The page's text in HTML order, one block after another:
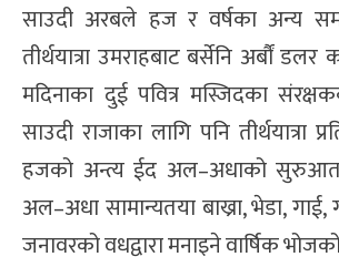
साउदी अरबले हज र वर्षका अन्य
तीर्थयात्रा उमराहबाट बर्सेनि अर्बौं
मदिनाका दुई पवित्र मस्जिदका
साउदी राजाका लागि पनि तीर्थयात्रा
हजको अन्त्य ईद अल–अधाको
अल–अधा सामान्यतया बाख्रा, भेडा,
जनावरको वधद्वारा मनाइने वार्षिक